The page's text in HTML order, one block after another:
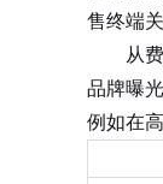
售终端
从费用
品牌曝
例如在